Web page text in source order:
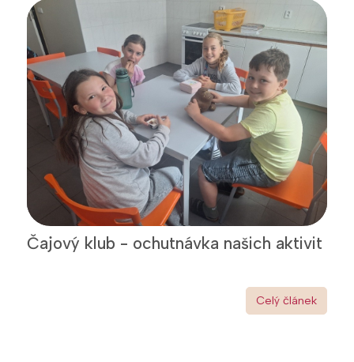
Čajový klub - ochutnávka našich aktivit
Celý článek